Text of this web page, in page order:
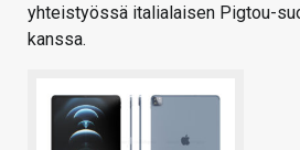
yhteistyössä italialaisen Pigtou-
kanssa.